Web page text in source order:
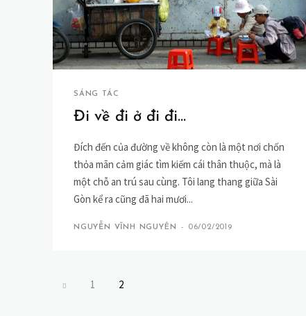
SÁNG TÁC
Đi về đi ở đi đi…
Đích đến của đường về không còn là một nơi chốn
thỏa mãn cảm giác tìm kiếm cái thân thuộc, mà là
một chỗ an trú sau cùng. Tôi lang thang giữa Sài
Gòn kể ra cũng đã hai mươi...
NGUYỄN VĨNH NGUYÊN - 06/02/2019
1 2